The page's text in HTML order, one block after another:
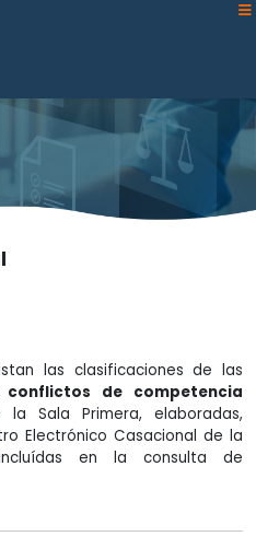
las clasificaciones de las
de competencia
la Sala Primera, elaboradas,
Electrónico Casacional de la
en la consulta de